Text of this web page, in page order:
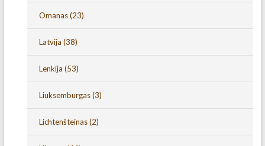
Omanas(23)
Latvija (38)
Lenkija (53)
Liuksemburgas(3)
Lichtenšteinas(2)